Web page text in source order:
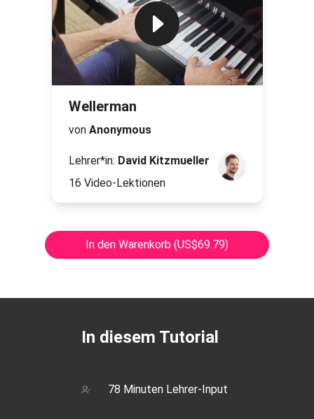
Wellerman
von Anonymous
Lehrer*in: David Kitzmueller
16 Video-Lektionen
In den Warenkorb (US$69.79)
In diesem Tutorial
78 Minuten Lehrer-Input